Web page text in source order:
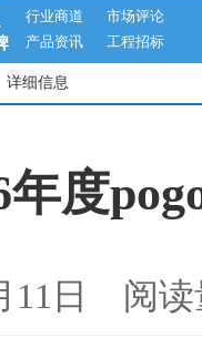
行业商道
市场评论
产品资讯
工程招标
详细信息
年度
11日 阅